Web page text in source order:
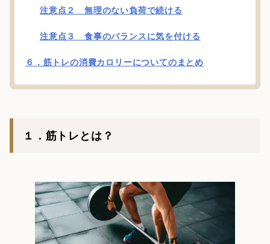
注意点２ 無理のない負荷で続ける
注意点３ 食事のバランスに気を付ける
６．筋トレの消費カロリーについてのまとめ
１．筋トレとは？